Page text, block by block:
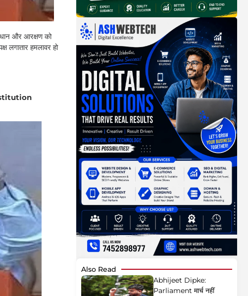
और आरक्षण को
लगातार हमलावर हो
Also Read
Abhijeet Dipke:
Parliament मार्च नहीं